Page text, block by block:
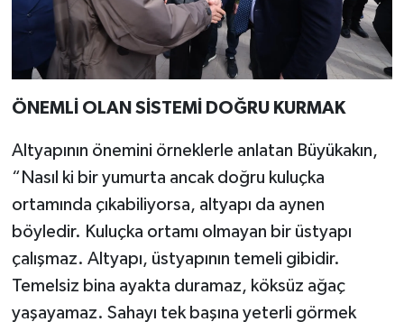
ÖNEMLİ OLAN SİSTEMİ DOĞRU KURMAK
Altyapının önemini örneklerle anlatan Büyükakın,
“Nasıl ki bir yumurta ancak doğru kuluçka
ortamında çıkabiliyorsa, altyapı da aynen
böyledir. Kuluçka ortamı olmayan bir üstyapı
çalışmaz. Altyapı, üstyapının temeli gibidir.
Temelsiz bina ayakta duramaz, köksüz ağaç
yaşayamaz. Sahayı tek başına yeterli görmek